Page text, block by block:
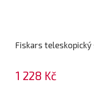
Fiskars teleskopický
1 228 Kč